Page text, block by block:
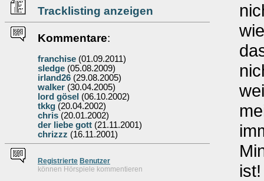
Tracklisting anzeigen
Kommentare:
franchise (01.09.2011)
sledge (05.08.2009)
irland26 (29.08.2005)
walker (30.04.2005)
lord gösel (06.10.2002)
tkkg (20.04.2002)
chris (20.01.2002)
der liebe gott (21.11.2001)
chrizzz (16.11.2001)
Registrierte Benutzer
können Hörspiele kommentieren